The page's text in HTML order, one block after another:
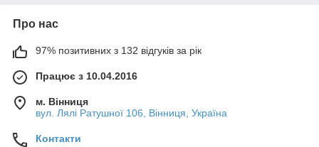
Про нас
97% позитивних з 132 відгуків за рік
Працює з 10.04.2016
м. Вінниця
вул. Лялі Ратушної 106, Вінниця, Україна
Контакти